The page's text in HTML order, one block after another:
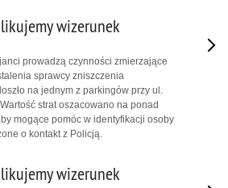
wizerunek
prowadzą czynności zmierzające
sprawcy zniszczenia
na jednym z parkingów przy ul.
strat oszacowano na ponad
mogące pomóc w identyfikacji osoby
o kontakt z Policją.
wizerunek